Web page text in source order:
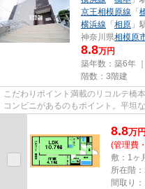
京王相模原線 「
横浜線 「 相原 」
神奈川県相模原
8.8万円
築年数：築6年
階数：3階建
こだわりポイント満載のリコルテ橋
コンビニがあるのもポイント。平坦
8.8万円
(管理費
敷：1ヶ
所在階
間取り